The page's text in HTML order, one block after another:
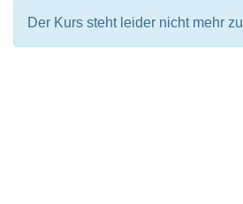
Der Kurs steht leider nicht mehr